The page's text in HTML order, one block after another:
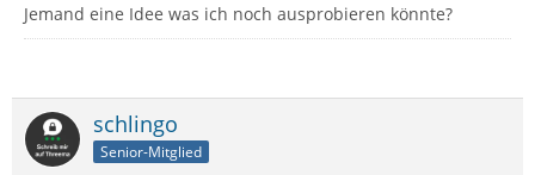
Jemand eine Idee was ich noch ausprobieren könnte?
schlingo
Senior-Mitglied